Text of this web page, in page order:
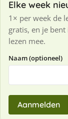
Elke week
1× per week de
gratis, en je
lezen mee.
Naam (optioneel)
Aanmelden